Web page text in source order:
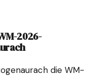
2026-
die WM-